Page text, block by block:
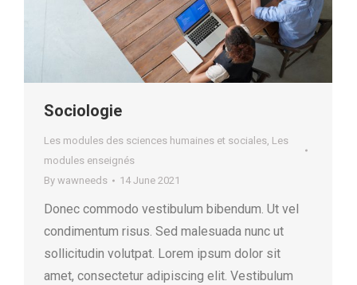
Sociologie
Les modules des sciences humaines et sociales, Les
modules enseignés
By wawneeds 14 June 2021
Donec commodo vestibulum bibendum. Ut vel
condimentum risus. Sed malesuada nunc ut
sollicitudin volutpat. Lorem ipsum dolor sit
amet, consectetur adipiscing elit. Vestibulum